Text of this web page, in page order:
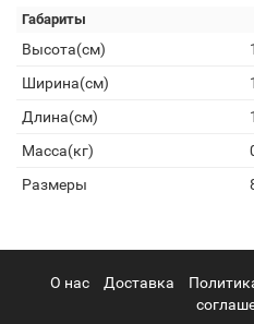
Габариты
Высота(см)
Ширина(см)
Длина(см)
Масса(кг)
Размеры
О нас Доставка